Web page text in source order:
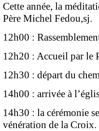
Cette année, la
Père Michel Fedou,sj.
12h00 :
12h20 : Accueil par le
12h30 : départ du
14h00 : arrivée à
14h30 : la cérémonie
vénération de la Croix.